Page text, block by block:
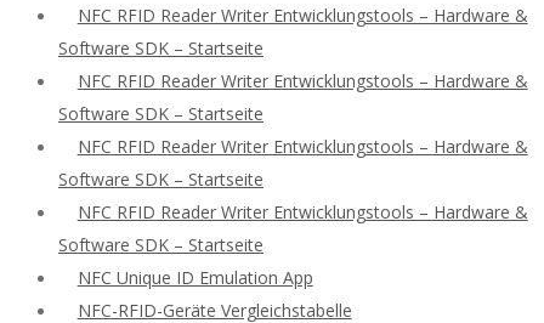
NFC RFID Reader Writer Entwicklungstools – Hardware &
Software SDK – Startseite
NFC RFID Reader Writer Entwicklungstools – Hardware &
Software SDK – Startseite
NFC RFID Reader Writer Entwicklungstools – Hardware &
Software SDK – Startseite
NFC RFID Reader Writer Entwicklungstools – Hardware &
Software SDK – Startseite
NFC Unique ID Emulation App
NFC-RFID-Geräte Vergleichstabelle